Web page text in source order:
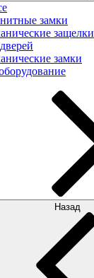
замки
защелки
замки
Назад